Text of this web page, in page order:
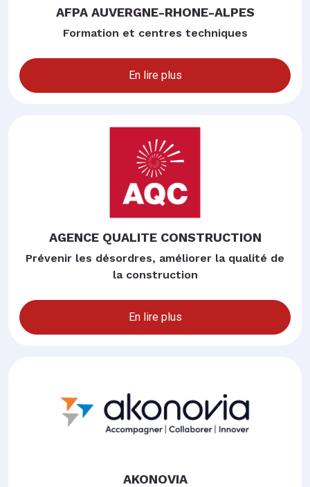
AFPA AUVERGNE-RHONE-ALPES
Formation et centres techniques
En lire plus
AGENCE QUALITE CONSTRUCTION
Prévenir les désordres, améliorer la qualité de
la construction
En lire plus
AKONOVIA